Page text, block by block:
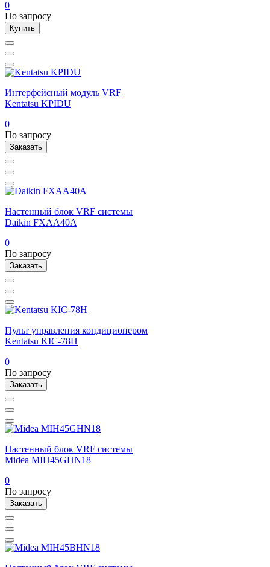
0
По запросу
Купить
Интерфейсный модуль VRF
Kentatsu KPIDU
0
По запросу
Заказать
Настенный блок VRF системы
Daikin FXAA40A
0
По запросу
Заказать
Пульт управления кондиционером
Kentatsu KIC-78H
0
По запросу
Заказать
Настенный блок VRF системы
Midea MIH45GHN18
0
По запросу
Заказать